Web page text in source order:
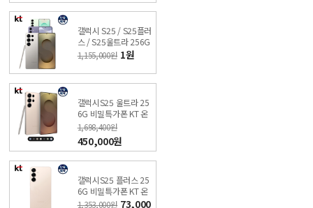
갤럭시 S25 / S25플러
스 / S25울트라 256G
비밀특가폰 KT 온라인
샵
1,155,000원 1원
갤럭시S25 울트라 25
6G 비밀특가폰 KT 온
라인샵
1,698,400원
450,000원
갤럭시S25 플러스 25
6G 비밀특가폰 KT 온
라인샵
1,353,000원 73,000